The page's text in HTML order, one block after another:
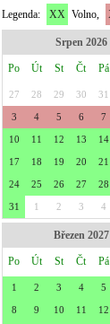
Legenda: XX Volno,
Srpen 2026
Po Út St Čt Pá
27 28 29 30 31
3 4 5 6 7
10 11 12 13 14
17 18 19 20 21
24 25 26 27 28
31 1 2 3 4
Březen 2027
Po Út St Čt Pá
1 2 3 4 5
8 9 10 11 12